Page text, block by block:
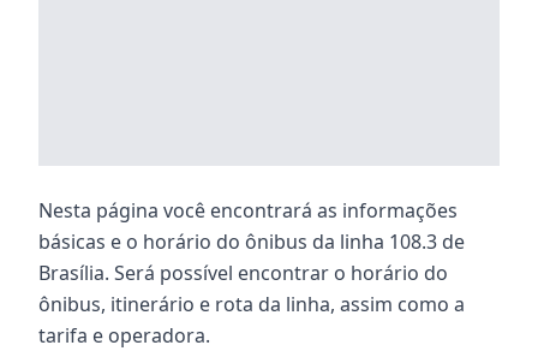
Nesta página você encontrará as informações
básicas e o horário do ônibus da linha 108.3 de
Brasília. Será possível encontrar o horário do
ônibus, itinerário e rota da linha, assim como a
tarifa e operadora.